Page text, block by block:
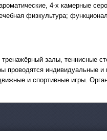
4-х камерные
физкультура;
залы, теннисные
проводятся индивидуальные
и спортивные игры.